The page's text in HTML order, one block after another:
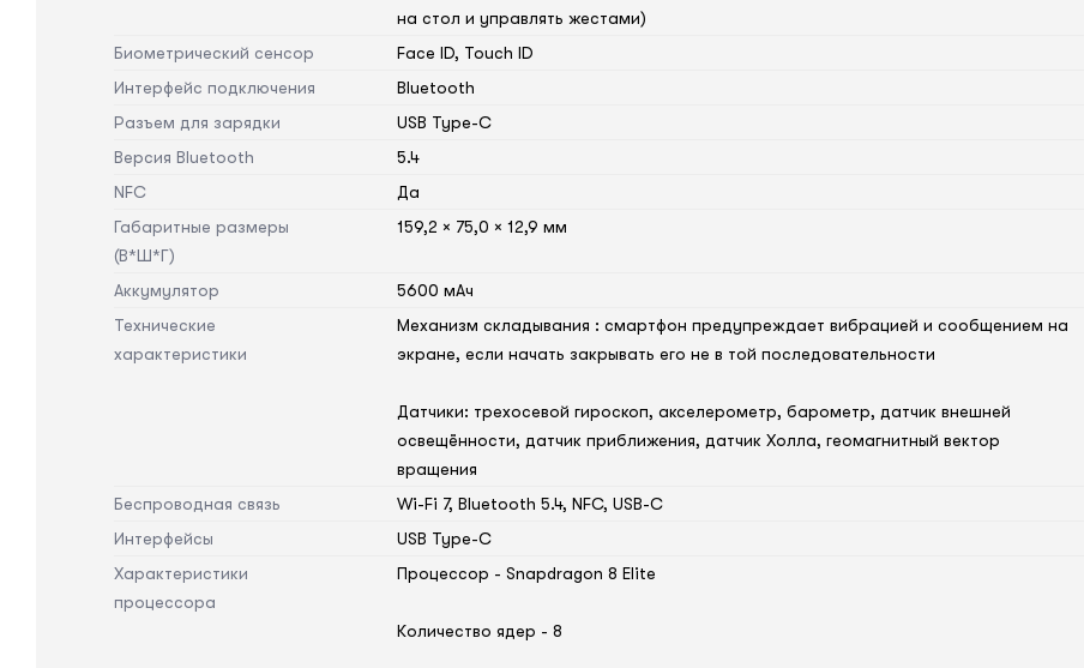
на стол и управлять жестами)
Биометрический сенсор
Face ID, Touch ID
Интерфейс подключения
Bluetooth
Разъем для зарядки
USB Type-C
Версия Bluetooth
5.4
NFC
Да
Габаритные размеры
(В*Ш*Г)
159,2 × 75,0 × 12,9 мм
Аккумулятор
5600 мАч
Технические
характеристики
Механизм складывания : смартфон предупреждает вибрацией и сообщением на
экране, если начать закрывать его не в той последовательности
Датчики: трехосевой гироскоп, акселерометр, барометр, датчик внешней
освещённости, датчик приближения, датчик Холла, геомагнитный вектор
вращения
Беспроводная связь
Wi-Fi 7, Bluetooth 5.4, NFC, USB-C
Интерфейсы
USB Type-C
Характеристики
процессора
Процессор - Snapdragon 8 Elite
Количество ядер - 8